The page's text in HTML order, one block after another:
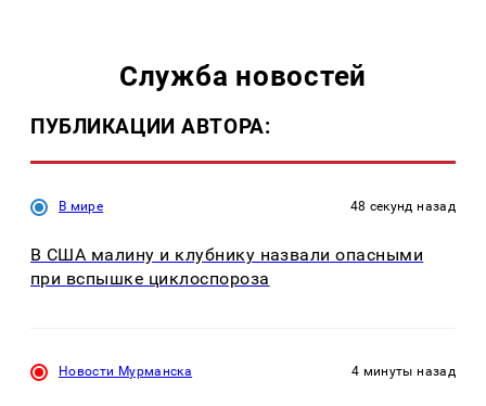
Служба новостей
ПУБЛИКАЦИИ АВТОРА:
В мире 48 секунд назад
В США малину и клубнику назвали опасными
при вспышке циклоспороза
Новости Мурманска 4 минуты назад